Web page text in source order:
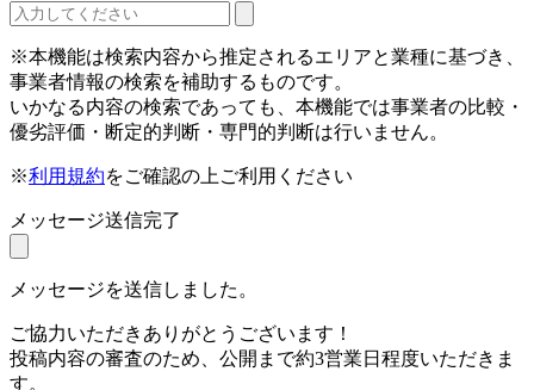
※本機能は検索内容から推定されるエリアと業種に基づき、
事業者情報の検索を補助するものです。
いかなる内容の検索であっても、本機能では事業者の比較・
優劣評価・断定的判断・専門的判断は行いません。
※利用規約をご確認の上ご利用ください
メッセージ送信完了
メッセージを送信しました。
ご協力いただきありがとうございます！
投稿内容の審査のため、公開まで約3営業日程度いただきま
す。